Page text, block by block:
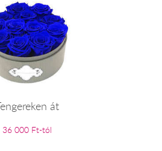
át
36 000 Ft-tól